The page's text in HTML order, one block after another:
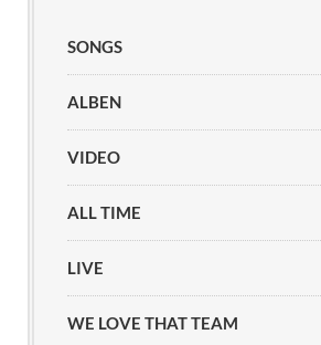
SONGS
ALBEN
VIDEO
ALL TIME
LIVE
WE LOVE THAT TEAM